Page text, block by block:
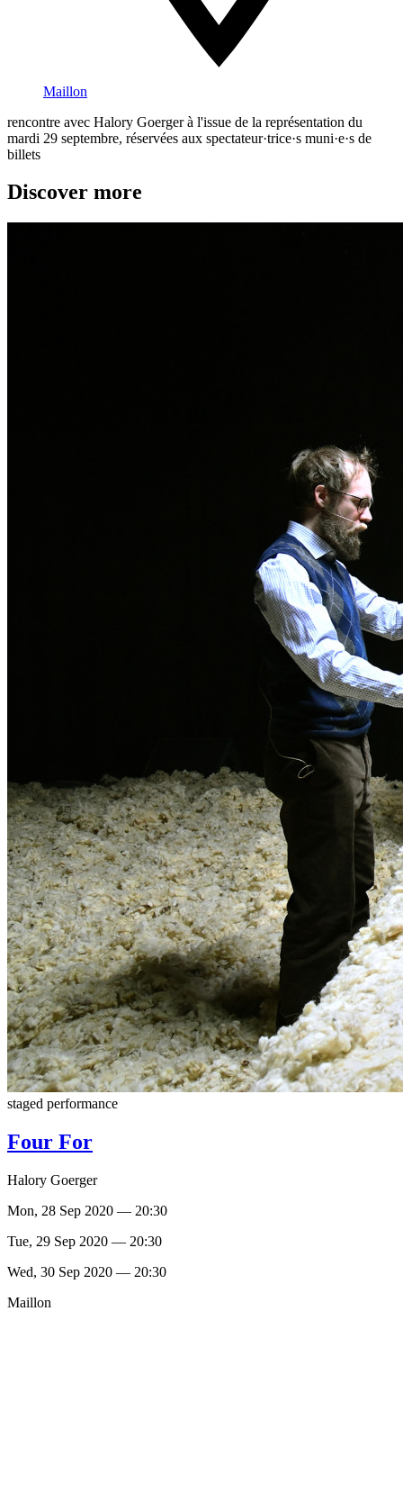
Maillon
rencontre avec Halory Goerger à l'issue de la représentation du
mardi 29 septembre, réservées aux spectateur·trice·s muni·e·s de
billets
Discover more
staged performance
Four For
Halory Goerger
Mon, 28 Sep 2020 — 20:30
Tue, 29 Sep 2020 — 20:30
Wed, 30 Sep 2020 — 20:30
Maillon